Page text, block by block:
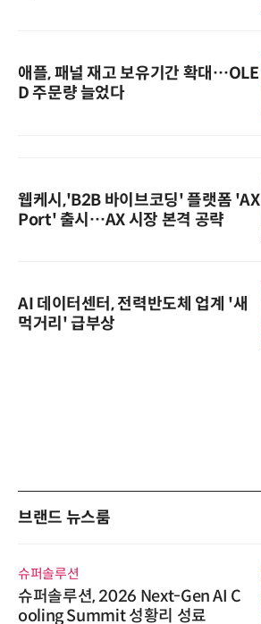
애플, 패널 재고 보유기간 확대…OLE
D 주문량 늘었다
웹케시,'B2B 바이브코딩' 플랫폼 'AX
Port' 출시…AX 시장 본격 공략
AI 데이터센터, 전력반도체 업계 '새
먹거리' 급부상
브랜드 뉴스룸
슈퍼솔루션
슈퍼솔루션, 2026 Next-Gen AI C
ooling Summit 성황리 성료